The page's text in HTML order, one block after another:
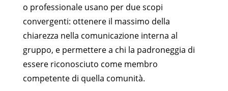
o professionale usano per due scopi
convergenti: ottenere il massimo della
chiarezza nella comunicazione interna al
gruppo, e permettere a chi la padroneggia di
essere riconosciuto come membro
competente di quella comunità.